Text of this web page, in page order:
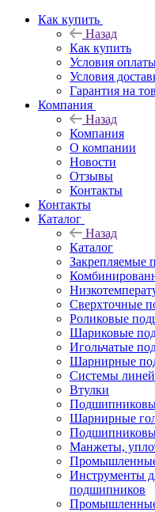
Как купить
Назад
Как купить
Условия
Условия
Гарантия на
Компания
Назад
Компания
О компании
Новости
Отзывы
Контакты
Контакты
Каталог
Назад
Каталог
Закрепляемые
Сверхточные
Роликовые
Шариковые
Игольчатые
Шарнирные
Системы
Втулки
Шарнирные
Манжеты,
Инструменты
подшипников